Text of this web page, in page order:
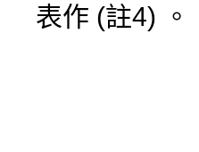
表作 (註4) 。